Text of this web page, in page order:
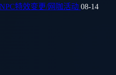
特效变更/网咖活动 08-14